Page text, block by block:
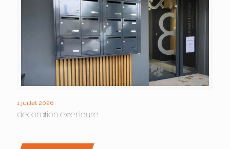
1 juillet 2026
decoration exterieure